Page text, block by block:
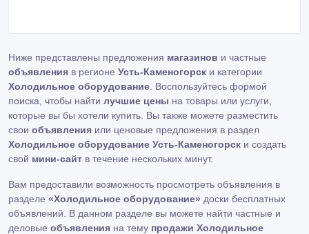
Ниже представлены предложения магазинов и частные
объявления в регионе Усть-Каменогорск и категории
Холодильное оборудование . Воспользуйтесь формой
поиска, чтобы найти лучшие цены на товары или услуги,
которые вы бы хотели купить. Вы также можете разместить
свои объявления или ценовые предложения в раздел
Холодильное оборудование Усть-Каменогорск и создать
свой мини-сайт в течение нескольких минут.
Вам предоставили возможность просмотреть объявления в
разделе «Холодильное оборудование» доски бесплатных
объявлений. В данном разделе вы можете найти частные и
деловые объявления на тему продажи Холодильное